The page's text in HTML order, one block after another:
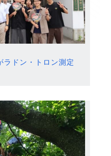
ラドン・トロン測定